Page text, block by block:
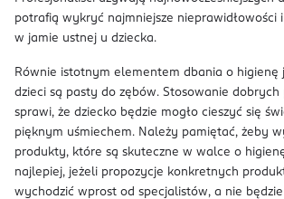
potrafią wykryć najmniejsze nieprawidłowości
w jamie ustnej u dziecka.
Równie istotnym elementem dbania o higienę
dzieci są pasty do zębów. Stosowanie
sprawi, że dziecko będzie mogło cieszyć się
pięknym uśmiechem. Należy pamiętać, żeby
produkty, które są skuteczne w walce o
najlepiej, jeżeli propozycje konkretnych
wychodzić wprost od specjalistów, a nie